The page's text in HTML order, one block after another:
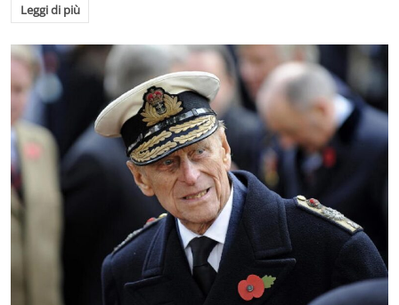
Leggi di più